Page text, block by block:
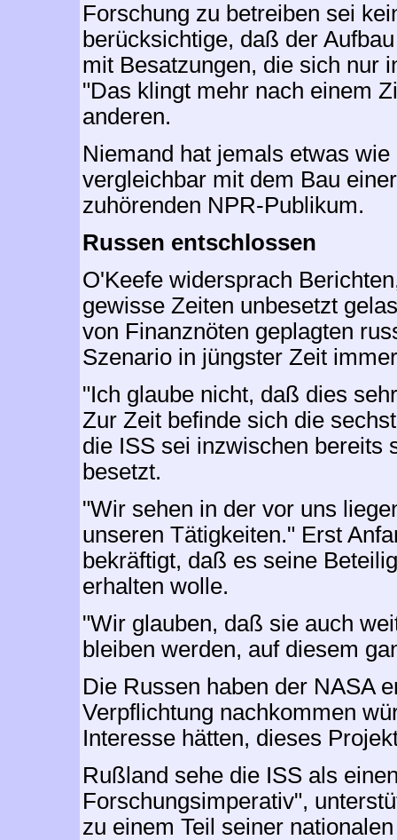
Forschung zu betreiben sei
berücksichtige, daß der
mit Besatzungen, die sich nur
"Das klingt mehr nach einem
anderen.
Niemand hat jemals etwas
vergleichbar mit dem Bau
zuhörenden NPR-Publikum.
Russen entschlossen
O'Keefe widersprach
gewisse Zeiten unbesetzt
von Finanznöten geplagten
Szenario in jüngster Zeit
"Ich glaube nicht, daß dies
Zur Zeit befinde sich die
die ISS sei inzwischen bereits
besetzt.
"Wir sehen in der vor uns
unseren Tätigkeiten." Erst
bekräftigt, daß es seine
erhalten wolle.
"Wir glauben, daß sie auch
bleiben werden, auf diesem
Die Russen haben der NASA
Verpflichtung nachkommen
Interesse hätten, dieses
Rußland sehe die ISS als
Forschungsimperativ",
zu einem Teil seiner